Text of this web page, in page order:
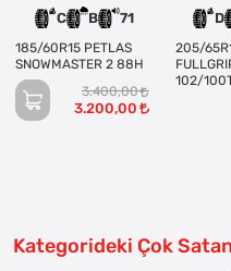
C B 71
185/60R15 PETLAS
SNOWMASTER 2 88H
3.400,00
3.200,00
D
205/65R15C
102/
Kategorideki Çok